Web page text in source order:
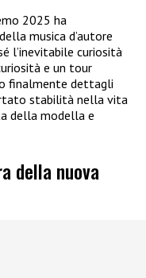
2025 ha
musica d’autore
l’inevitabile curiosità
e un tour
finalmente dettagli
stabilità nella vita
della modella e
della nuova